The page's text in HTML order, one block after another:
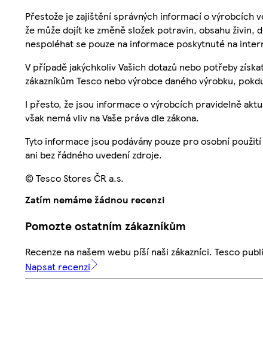
Přestože je zajištění správných informací o výrobcích
že může dojít ke změně složek potravin, obsahu
nespoléhat se pouze na informace poskytnuté na
V případě jakýchkoliv Vašich dotazů nebo potřeby
zákazníkům Tesco nebo výrobce daného výrobku,
I přesto, že jsou informace o výrobcích pravidelně
však nemá vliv na Vaše práva dle zákona.
Tyto informace jsou podávány pouze pro osobní
ani bez řádného uvedení zdroje.
© Tesco Stores ČR a.s.
Zatím nemáme žádnou recenzi
Pomozte ostatním zákazníkům
Recenze na našem webu píší naši zákazníci. Tesco
Napsat recenzi